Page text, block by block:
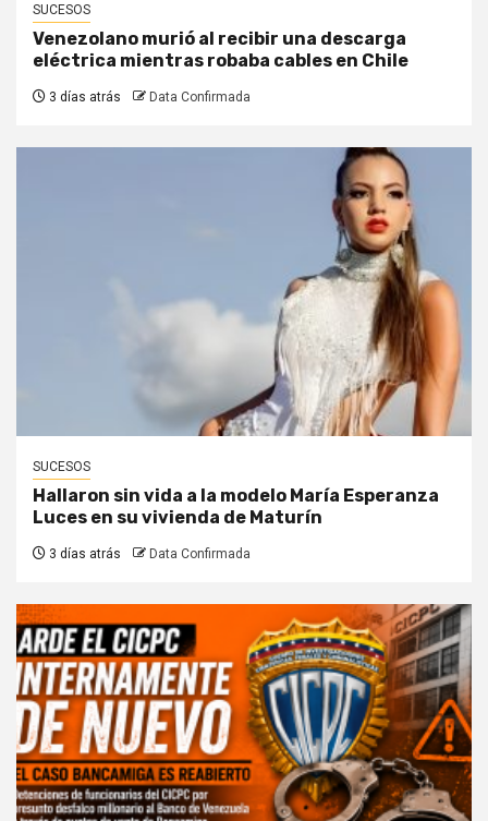
SUCESOS
Venezolano murió al recibir una descarga
eléctrica mientras robaba cables en Chile
3 días atrás Data Confirmada
SUCESOS
Hallaron sin vida a la modelo María Esperanza
Luces en su vivienda de Maturín
3 días atrás Data Confirmada